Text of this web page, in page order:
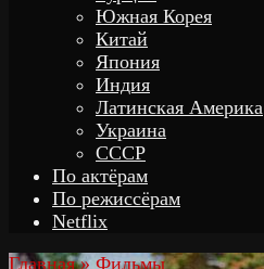
Южная Корея
Китай
Япония
Индия
Латинская Америка
Украина
СССР
По актёрам
По режиссёрам
Netflix
Главная » Фильмы